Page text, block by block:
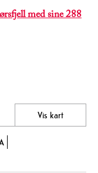
med sine 288
Vis kart